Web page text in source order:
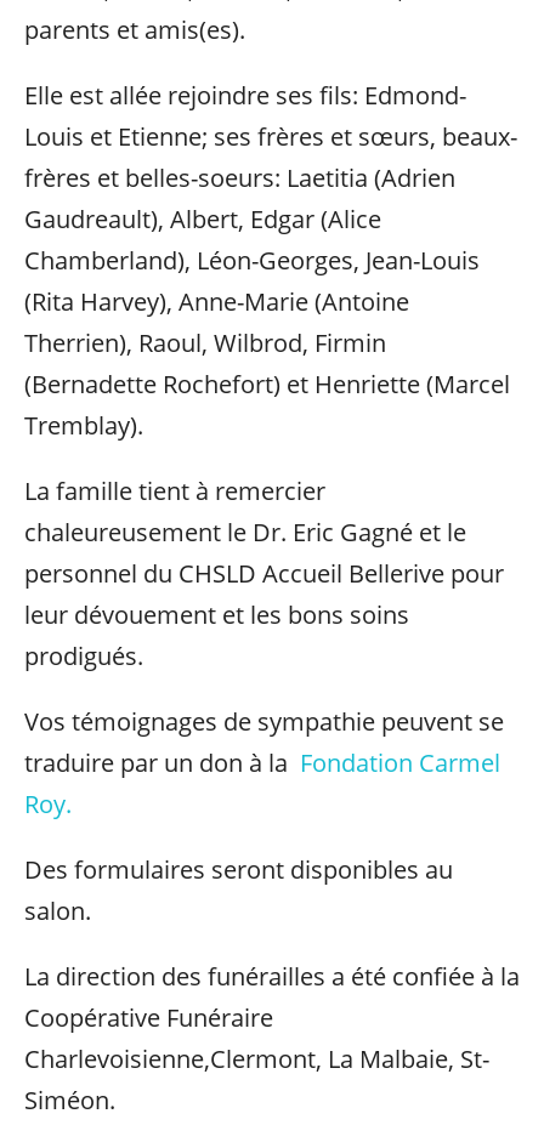
parents et amis(es).
Elle est allée rejoindre ses fils: Edmond-
Louis et Etienne; ses frères et sœurs, beaux-
frères et belles-soeurs: Laetitia (Adrien
Gaudreault), Albert, Edgar (Alice
Chamberland), Léon-Georges, Jean-Louis
(Rita Harvey), Anne-Marie (Antoine
Therrien), Raoul, Wilbrod, Firmin
(Bernadette Rochefort) et Henriette (Marcel
Tremblay).
La famille tient à remercier
chaleureusement le Dr. Eric Gagné et le
personnel du CHSLD Accueil Bellerive pour
leur dévouement et les bons soins
prodigués.
Vos témoignages de sympathie peuvent se
traduire par un don à la Fondation Carmel
Roy.
Des formulaires seront disponibles au
salon.
La direction des funérailles a été confiée à la
Coopérative Funéraire
Charlevoisienne,Clermont, La Malbaie, St-
Siméon.